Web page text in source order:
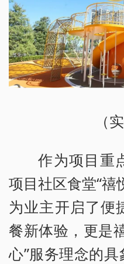
（
作为项目重
项目社区食堂“禧
为业主开启了便
餐新体验，更是
心”服务理念的